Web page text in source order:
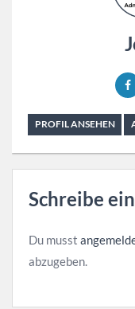
PROFIL ANSEHEN
Schreibe
Du musst
abzugeben.